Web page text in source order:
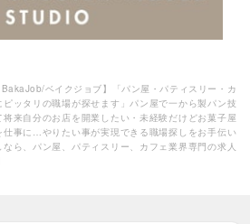
ベイクジョブ】「パン屋・パティスリー・カ
ッタリの職場が探せます」パン屋で一から製パン技
来自分のお店を開業したい・未経験だけどお菓子屋
事に…やりたい事が実現できる職場探しをお手伝い
ら、パン屋、パティスリー、カフェ業界専門の求人